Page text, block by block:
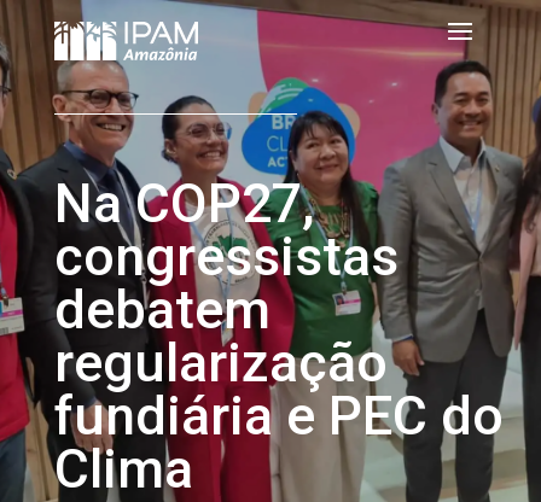
Na COP27,
congressistas
debatem
regularização
fundiária e PEC do
Clima